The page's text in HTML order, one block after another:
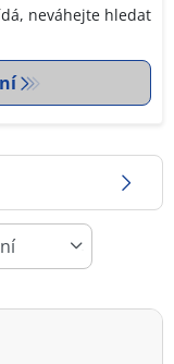
neváhejte hledat